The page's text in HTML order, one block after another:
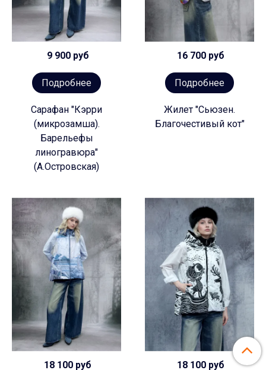
9 900 руб
Подробнее
Сарафан "Кэрри
(микрозамша).
Барельефы
линогравюра"
(А.Островская)
16 700 руб
Подробнее
Жилет "Сьюзен.
Благочестивый кот"
18 100 руб 18 100 руб